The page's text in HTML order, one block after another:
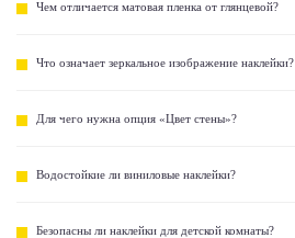
Чем отличается матовая пленка от глянцевой?
Что означает зеркальное изображение наклейки?
Для чего нужна опция «Цвет стены»?
Водостойкие ли виниловые наклейки?
Безопасны ли наклейки для детской комнаты?